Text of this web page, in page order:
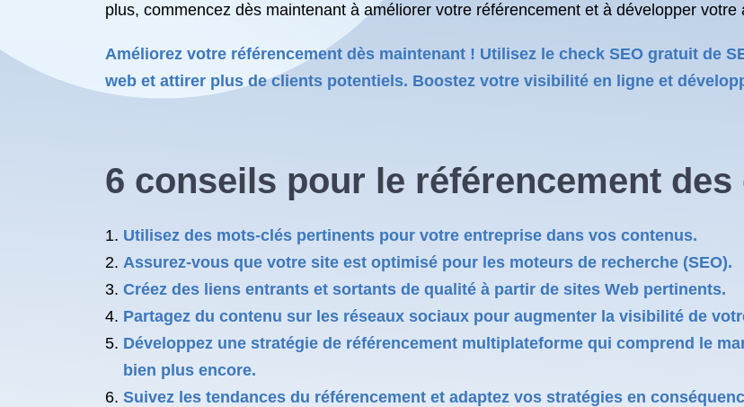
plus, commencez dès maintenant à améliorer votre référencement et à développer votre
Améliorez votre référencement dès maintenant ! Utilisez le check SEO gratuit de
web et attirer plus de clients potentiels. Boostez votre visibilité en ligne et
6 conseils pour le référencement
Utilisez des mots-clés pertinents pour votre entreprise dans vos contenus.
Assurez-vous que votre site est optimisé pour les moteurs de recherche (SEO).
Créez des liens entrants et sortants de qualité à partir de sites Web pertinents.
Partagez du contenu sur les réseaux sociaux pour augmenter la visibilité de
Développez une stratégie de référencement multiplateforme qui comprend le
bien plus encore.
Suivez les tendances du référencement et adaptez vos stratégies en